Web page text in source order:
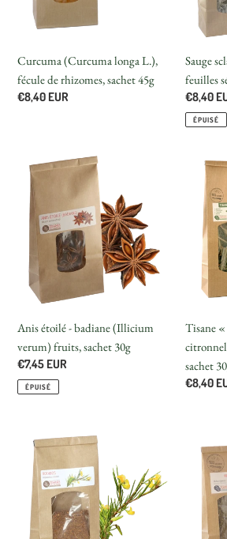
rhizomes,
sachet
Curcuma (Curcuma longa L.),
fécule de rhizomes, sachet 45g
Prix
€8,40 EUR
séchées,
sachet
Sauge
feuilles
Prix
normal
€8,40
ÉPUISÉ
Anis
étoilé
badiane
(Illicium
verum)
fruits,
sachet
Anis étoilé - badiane (Illicium
verum) fruits, sachet 30g
Prix
normal
€7,45 EUR
ÉPUISÉ
Tisane
«
feuille
sachet
Tisane
sachet
Prix
€8,40
Rooibos
(Aspalathus
linearis)
feuilles
sèches,
sachet
(Rubus
idaeus
séchées,